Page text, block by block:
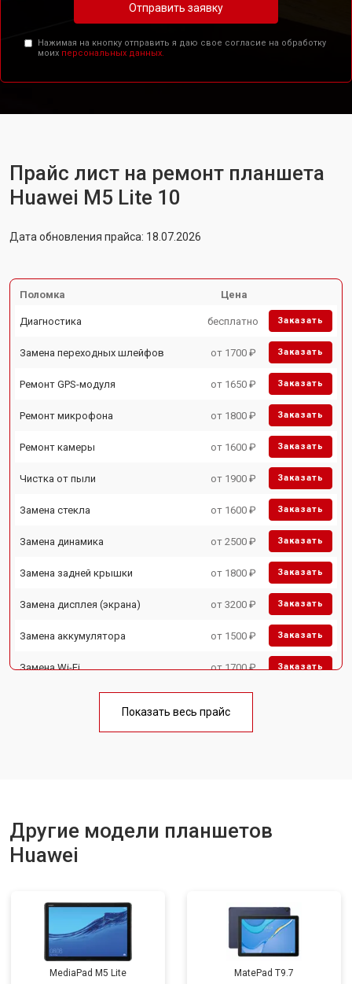
Отправить заявку
Нажимая на кнопку отправить я даю свое согласие на обработку
моих персональных данных.
Прайс лист на ремонт планшета
Huawei M5 Lite 10
Дата обновления прайса: 18.07.2026
Поломка Цена
Диагностика бесплатно Заказать
Замена переходных шлейфов от 1700 ₽ Заказать
Ремонт GPS-модуля от 1650 ₽ Заказать
Ремонт микрофона от 1800 ₽ Заказать
Ремонт камеры от 1600 ₽ Заказать
Чистка от пыли от 1900 ₽ Заказать
Замена стекла от 1600 ₽ Заказать
Замена динамика от 2500 ₽ Заказать
Замена задней крышки от 1800 ₽ Заказать
Замена дисплея (экрана) от 3200 ₽ Заказать
Замена аккумулятора от 1500 ₽ Заказать
Замена Wi-Fi от 1700 ₽ Заказать
от 1750 ₽
Показать весь прайс
Другие модели планшетов
Huawei
MediaPad M5 Lite MatePad T9.7